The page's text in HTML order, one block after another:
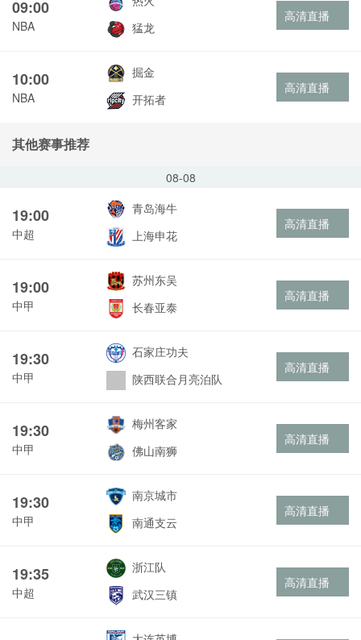
09:00
NBA
猛龙
高清直播
10:00
NBA
掘金
开拓者
高清直播
其他赛事推荐
08-08
19:00
中超
青岛海牛
上海申花
高清直播
19:00
中甲
苏州东吴
长春亚泰
高清直播
19:30
中甲
石家庄功夫
陕西联合月亮泊队
高清直播
19:30
中甲
梅州客家
佛山南狮
高清直播
19:30
中甲
南京城市
南通支云
高清直播
19:35
中超
浙江队
武汉三镇
高清直播